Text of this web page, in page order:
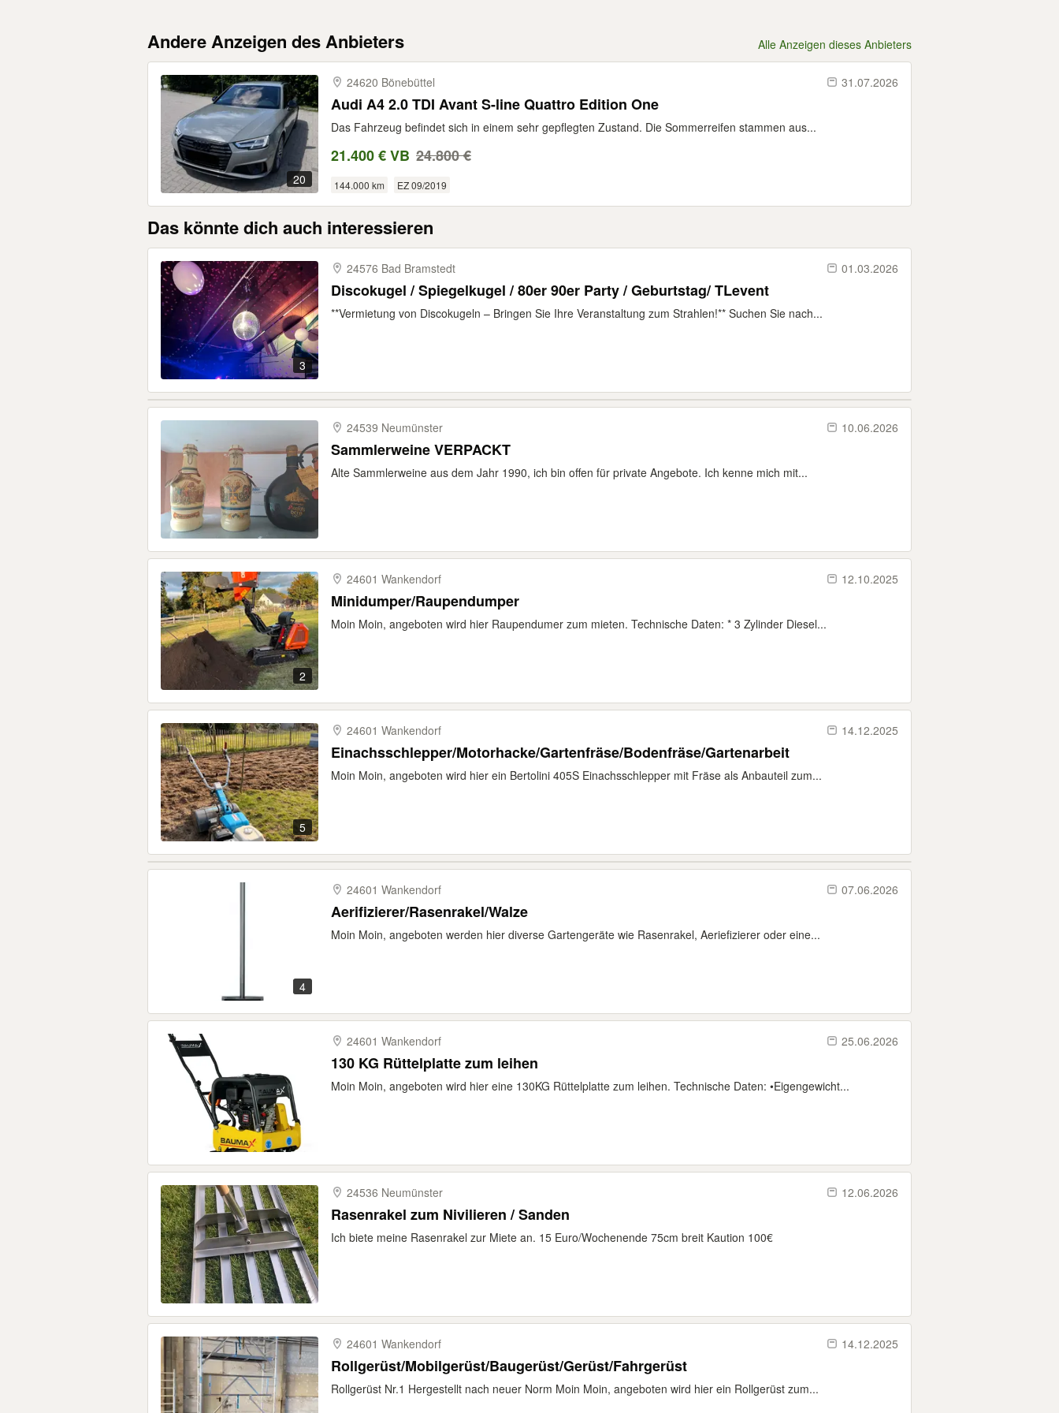
Andere Anzeigen des Anbieters Alle Anzeigen dieses Anbieters
20
24620 Bönebüttel 31.07.2026
Audi A4 2.0 TDI Avant S-line Quattro Edition One
Das Fahrzeug befindet sich in einem sehr gepflegten Zustand. Die Sommerreifen stammen aus...
21.400 € VB 24.800 €
144.000 km EZ 09/2019
Das könnte dich auch interessieren
3
24576 Bad Bramstedt 01.03.2026
Discokugel / Spiegelkugel / 80er 90er Party / Geburtstag/ TLevent
**Vermietung von Discokugeln – Bringen Sie Ihre Veranstaltung zum Strahlen!** Suchen Sie nach...
24539 Neumünster 10.06.2026
Sammlerweine VERPACKT
Alte Sammlerweine aus dem Jahr 1990, ich bin offen für private Angebote. Ich kenne mich mit...
2
24601 Wankendorf 12.10.2025
Minidumper/Raupendumper
Moin Moin, angeboten wird hier Raupendumer zum mieten. Technische Daten: * 3 Zylinder Diesel...
5
24601 Wankendorf 14.12.2025
Einachsschlepper/Motorhacke/Gartenfräse/Bodenfräse/Gartenarbeit
Moin Moin, angeboten wird hier ein Bertolini 405S Einachsschlepper mit Fräse als Anbauteil zum...
4
24601 Wankendorf 07.06.2026
Aerifizierer/Rasenrakel/Walze
Moin Moin, angeboten werden hier diverse Gartengeräte wie Rasenrakel, Aeriefizierer oder eine...
24601 Wankendorf 25.06.2026
130 KG Rüttelplatte zum leihen
Moin Moin, angeboten wird hier eine 130KG Rüttelplatte zum leihen. Technische Daten: •Eigengewicht...
24536 Neumünster 12.06.2026
Rasenrakel zum Nivilieren / Sanden
Ich biete meine Rasenrakel zur Miete an. 15 Euro/Wochenende 75cm breit Kaution 100€
24601 Wankendorf 14.12.2025
Rollgerüst/Mobilgerüst/Baugerüst/Gerüst/Fahrgerüst
Rollgerüst Nr.1 Hergestellt nach neuer Norm Moin Moin, angeboten wird hier ein Rollgerüst zum...